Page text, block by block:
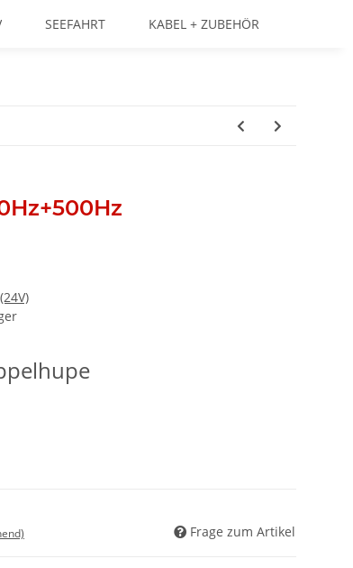
SEEFAHRT KABEL + ZUBEHÖR
Frage zum Artikel